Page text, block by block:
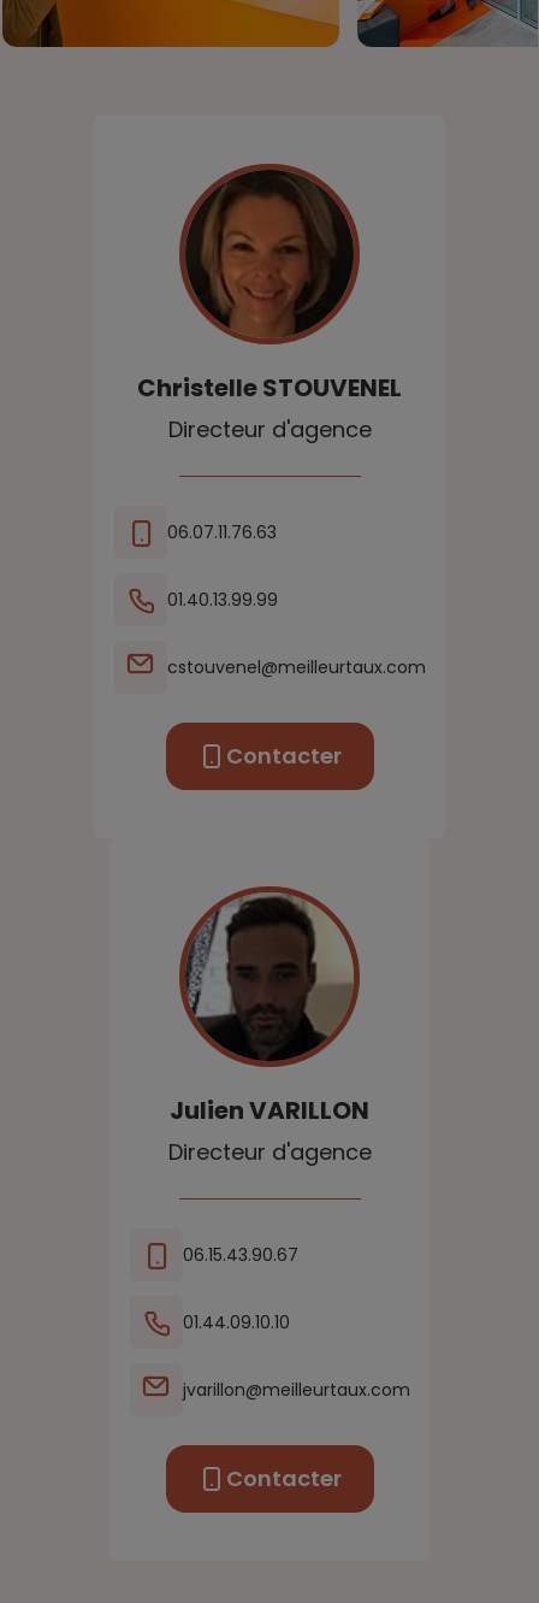
ChristelleSTOUVENEL
Directeur d'agence
06.07.11.76.63
01.40.13.99.99
cstouvenel@meilleurtaux.com
Contacter
JulienVARILLON
Directeur d'agence
06.15.43.90.67
01.44.09.10.10
jvarillon@meilleurtaux.com
Contacter